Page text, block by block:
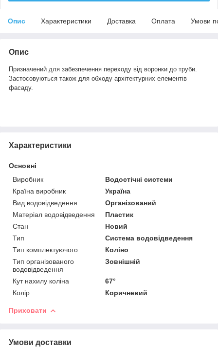
Опис Характеристики Доставка Оплата Умови
Опис
Призначений для забезпечення переходу від воронки до труби.
Застосовуються також для обходу архітектурних елементів
фасаду.
Характеристики
Основні
Виробник
Водостічні системи
Країна виробник
Україна
Вид водовідведення
Організований
Матеріал водовідведення
Пластик
Стан
Новий
Тип
Система водовідведення
Тип комплектуючого
Коліно
Тип організованого
водовідведення
Зовнішній
Кут нахилу коліна
67°
Колір
Коричневий
Приховати
Умови доставки